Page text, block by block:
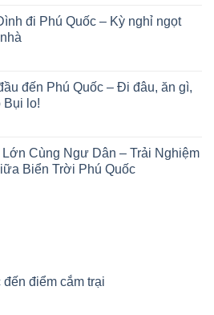
đi Phú Quốc – Kỳ nghỉ ngọt
đến Phú Quốc – Đi đâu, ăn gì,
Bụi lo!
Lớn Cùng Ngư Dân – Trải Nghiệm
Biển Trời Phú Quốc
điểm cắm trại